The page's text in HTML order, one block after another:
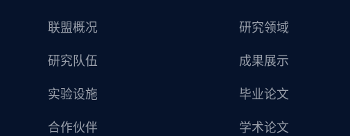
联盟概况
研究队伍
实验设施
合作伙伴
研究领域
成果展示
毕业论文
学术论文